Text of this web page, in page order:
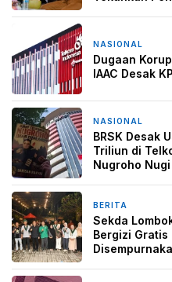
NASIONAL
Dugaan
IAAC Desak
NASIONAL
BRSK Desak
Triliun di
Nugroho Nugi
BERITA
Sekda
Bergizi Gratis